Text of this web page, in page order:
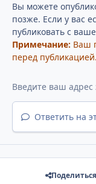
Вы можете
позже. Если у вас
публиковать с
Примечание: Ваш
перед публикацией.
Ответить на
Поделиться